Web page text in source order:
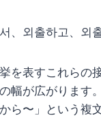
、외출하고、외
を表すこれらの
幅が広がります
ら〜」という複